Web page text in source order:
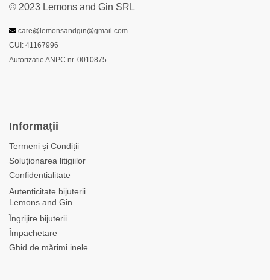
© 2023 Lemons and Gin SRL
care@lemonsandgin@gmail.com
CUI: 41167996
Autorizatie ANPC nr. 0010875
Informații
Termeni și Condiții
Soluționarea litigiilor
Confidențialitate
Autenticitate bijuterii
Lemons and Gin
Îngrijire bijuterii
Împachetare
Ghid de mărimi inele